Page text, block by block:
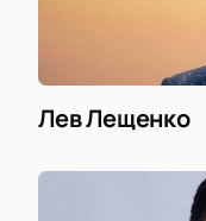
Лев Лещенко